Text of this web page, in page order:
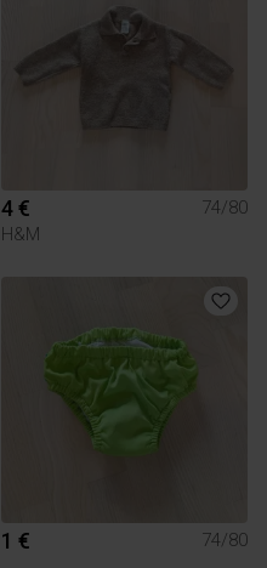
4 €
74/80
H&M
1 € 74/80